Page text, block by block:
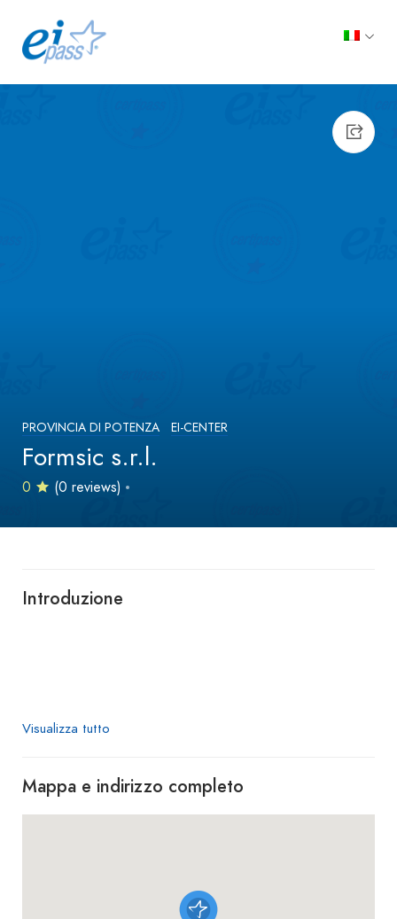
PROVINCIA DI POTENZA EI-CENTER
Formsic s.r.l.
0 (0 reviews)
Introduzione
Visualizza tutto
Mappa e indirizzo completo